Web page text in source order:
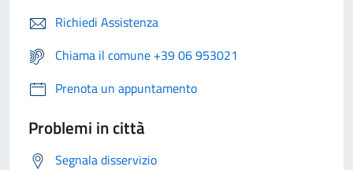
Richiedi Assistenza
Chiama il comune +39 06 953021
Prenota un appuntamento
Problemi in città
Segnala disservizio